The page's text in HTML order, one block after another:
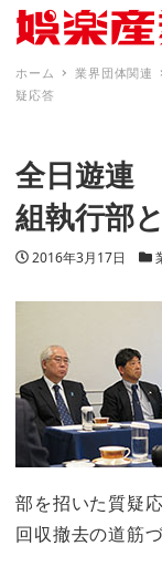
ホーム 業界団体関連
疑応答
全日遊連
組執行部
投稿日
2016年3月17日 カ
部を招いた質疑
回収撤去の道筋